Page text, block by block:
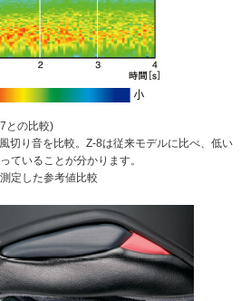
との比較)
切り音を比較。Z-8は従来モデルに比べ、低い
ていることが分かります。
定した参考値比較